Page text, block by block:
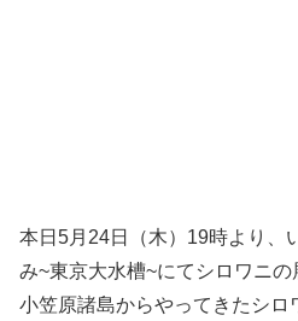
本日5月24日（木）19時より、
み~東京大水槽~にてシロワニの
小笠原諸島からやってきたシロ